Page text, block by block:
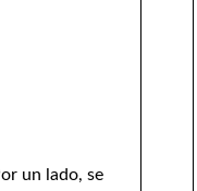
un lado, se